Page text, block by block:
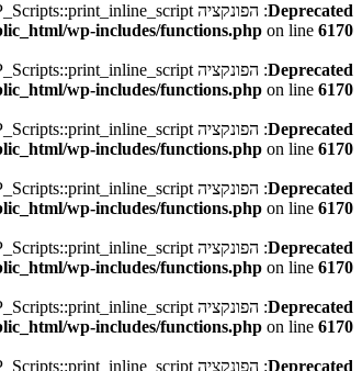
Deprecated: הפונקציה WP_Scripts::print_inline_script
wp-includes/functions.php on line 6170
Deprecated: הפונקציה WP_Scripts::print_inline_script
wp-includes/functions.php on line 6170
Deprecated: הפונקציה WP_Scripts::print_inline_script
wp-includes/functions.php on line 6170
Deprecated: הפונקציה WP_Scripts::print_inline_script
wp-includes/functions.php on line 6170
Deprecated: הפונקציה WP_Scripts::print_inline_script
wp-includes/functions.php on line 6170
Deprecated: הפונקציה WP_Scripts::print_inline_script
wp-includes/functions.php on line 6170
Deprecated: הפונקציה WP_Scripts::print_inline_script